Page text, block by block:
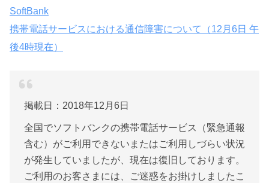
SoftBank
携帯電話サービスにおける通信障害について（12月6日 午
後4時現在）
掲載日：2018年12月6日
全国でソフトバンクの携帯電話サービス（緊急通報
含む）がご利用できないまたはご利用しづらい状況
が発生していましたが、現在は復旧しております。
ご利用のお客さまには、ご迷惑をお掛けしましたこ